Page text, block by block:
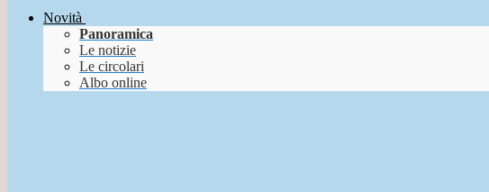
Novità
Panoramica
Le notizie
Le circolari
Albo online